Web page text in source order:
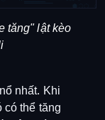
tăng" lật kèo
nhất. Khi
có thể tăng